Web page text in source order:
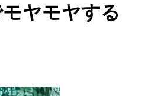
ヤモヤする